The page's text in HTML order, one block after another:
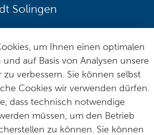
Solingen
Solingen
fax0 212 290–2109
post@solingen.de
Impressum Datenschutz Cookie-Richtlinie
um Ihnen einen optimalen
auf Basis von Analysen unsere
verbessern. Sie können selbst
Cookies wir verwenden dürfen.
dass technisch notwendige
müssen, um den Betrieb
zu können. Sie können